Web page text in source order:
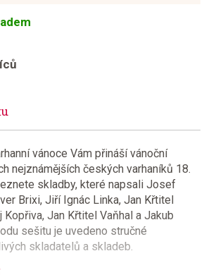
vánoce Vám přináší vánoční
nejznámějších českých varhaníků 18.
skladby, které napsali Josef
Brixi, Jiří Ignác Linka, Jan Křtitel
Kopřiva, Jan Křtitel Vaňhal a Jakub
sešitu je uvedeno stručné
skladatelů a skladeb.